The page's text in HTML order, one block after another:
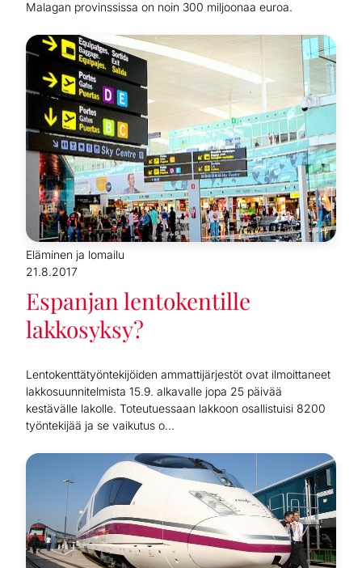
Malagan provinssissa on noin 300 miljoonaa euroa.
Eläminen ja lomailu
21.8.2017
Espanjan lentokentille
lakkosyksy?
Lentokenttätyöntekijöiden ammattijärjestöt ovat ilmoittaneet
lakkosuunnitelmista 15.9. alkavalle jopa 25 päivää
kestävälle lakolle. Toteutuessaan lakkoon osallistuisi 8200
työntekijää ja se vaikutus o...